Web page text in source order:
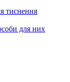
тиснення
для них